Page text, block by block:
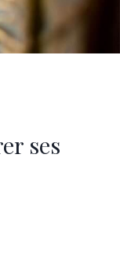
ses